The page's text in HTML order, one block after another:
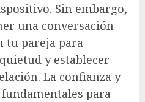
Sin embargo,
una conversación
tu pareja para
y establecer
La confianza y
para